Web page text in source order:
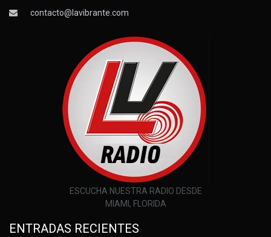
contacto@lavibrante.com
ESCUCHA NUESTRA RADIO DESDE
MIAMI, FLORIDA
ENTRADAS RECIENTES